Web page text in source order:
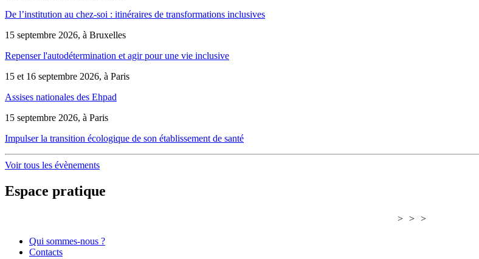
De l’institution au chez-soi : itinéraires de transformations inclusives
15 septembre 2026, à Bruxelles
Repenser l'autodétermination et agir pour une vie inclusive
15 et 16 septembre 2026, à Paris
Assises nationales des Ehpad
15 septembre 2026, à Paris
Impulser la transition écologique de son établissement de santé
Voir tous les évènements
Espace pratique
> > >
Qui sommes-nous ?
Contacts